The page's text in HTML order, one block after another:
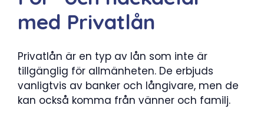
med Privatlån
Privatlån är en typ av lån som inte är
tillgänglig för allmänheten. De erbjuds
vanligtvis av banker och långivare, men de
kan också komma från vänner och familj.